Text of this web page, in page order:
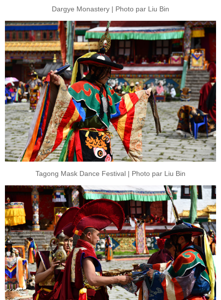
Dargye Monastery | Photo par Liu Bin
Tagong Mask Dance Festival | Photo par Liu Bin